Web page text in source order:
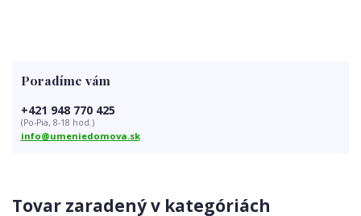
Tovar zaradený v kategóriách
Poradíme vám
+421 948 770 425
(Po-Pia, 8-18 hod.)
info@umeniedomova.sk